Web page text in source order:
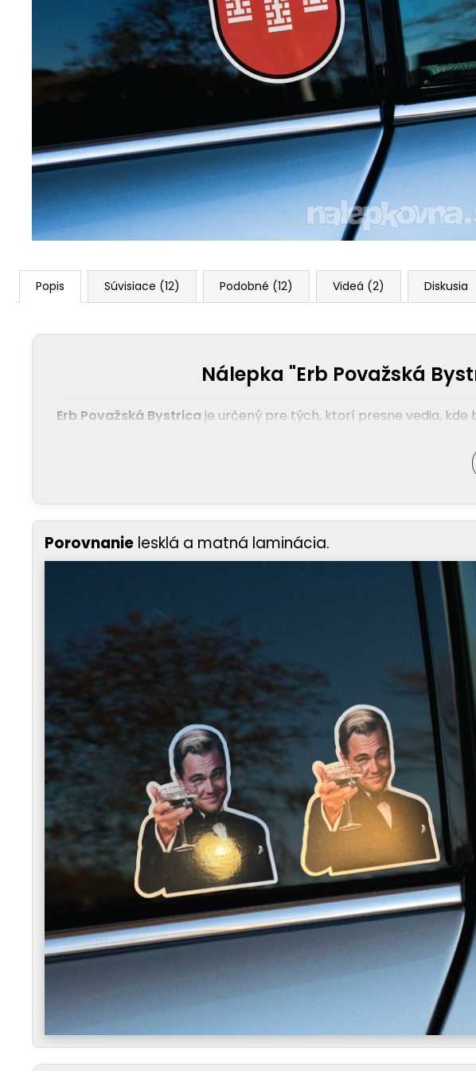
Popis Súvisiace (12) Podobné (12) Videá (2) Diskusia
Nálepka "Erb Považská
Erb Považská Bystrica je určený pre tých, ktorí presne vedia, kde
Porovnanie lesklá a matná laminácia.